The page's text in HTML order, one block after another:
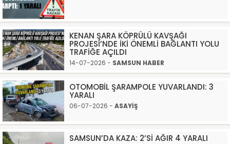
KENAN ŞARA KÖPRÜLÜ KAVŞAĞI
PROJESİ’NDE İKİ ÖNEMLİ BAĞLANTI YOLU
TRAFİĞE AÇILDI
14-07-2026 - SAMSUN HABER
OTOMOBİL ŞARAMPOLE YUVARLANDI: 3
YARALI
06-07-2026 - ASAYİŞ
SAMSUN’DA KAZA: 2’Sİ AĞIR 4 YARALI